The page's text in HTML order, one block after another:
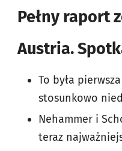
Pełny raport
Austria.
To była
stosunkowo
Nehammer i
teraz